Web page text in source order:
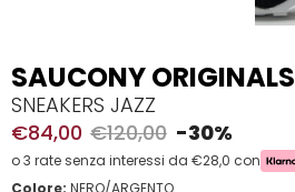
SAUCONY ORIGINALS
SNEAKERS JAZZ
€84,00 €120,00 -30%
o 3 rate senza interessi da €28,0 con
Colore: NERO/ARGENTO